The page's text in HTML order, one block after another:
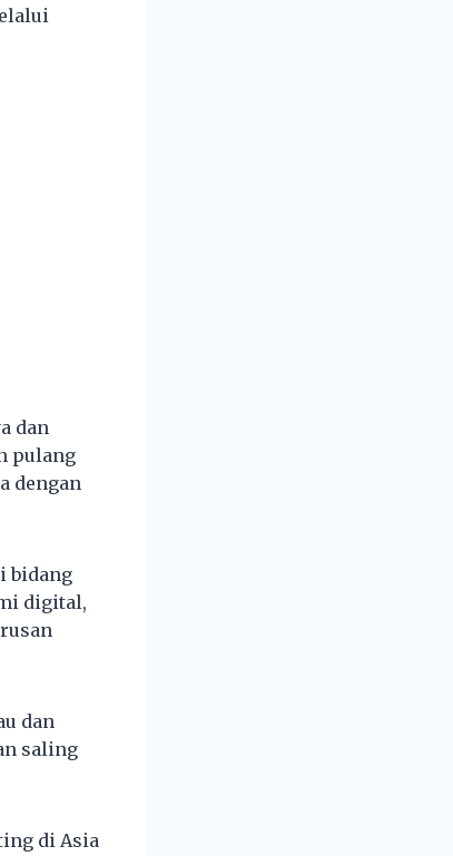
dan
pulang
dengan
bidang
digital,
dan
saling
di Asia